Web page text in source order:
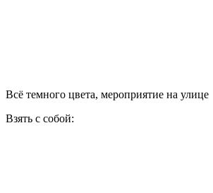
Всё темного цвета, мероприятие на улице
Взять с собой: